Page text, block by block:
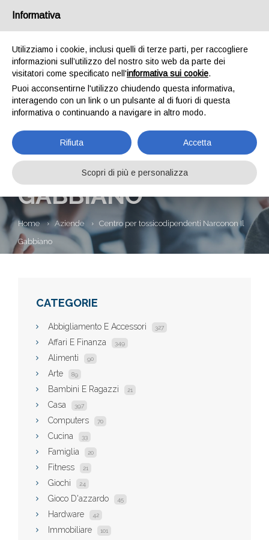
CENTRO PER
TOSSICODIPENDENTI
NARCONON IL
GABBIANO
Home Aziende
Centro per tossicodipendenti Narconon Il
Gabbiano
CATEGORIE
Abbigliamento E Accessori 327
Affari E Finanza 349
Alimenti 90
Arte 89
Bambini E Ragazzi 21
Casa 397
Computers 70
Cucina 33
Famiglia 20
Fitness 21
Giochi 24
Gioco D'azzardo 45
Hardware 42
Immobiliare 101
Informativa
Utilizziamo i cookie, inclusi quelli di terze parti, per raccogliere
informazioni sull’utilizzo del nostro sito web da parte dei
visitatori come specificato nell'informativa sui cookie.
Puoi acconsentirne l'utilizzo chiudendo questa informativa,
interagendo con un link o un pulsante al di fuori di questa
informativa o continuando a navigare in altro modo.
Rifiuta Accetta
Scopri di più e personalizza